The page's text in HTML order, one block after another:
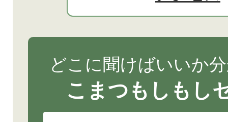
どこに聞けばいいか
こまつもしもし